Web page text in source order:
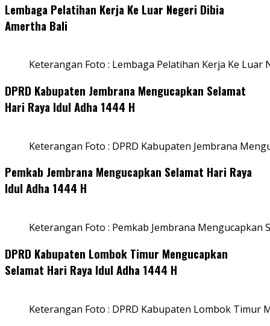
Lembaga Pelatihan Kerja Ke Luar Negeri Dibia
Amertha Bali
Keterangan Foto : Lembaga Pelatihan Kerja Ke Luar
DPRD Kabupaten Jembrana Mengucapkan Selamat
Hari Raya Idul Adha 1444 H
Keterangan Foto : DPRD Kabupaten Jembrana
Pemkab Jembrana Mengucapkan Selamat Hari Raya
Idul Adha 1444 H
Keterangan Foto : Pemkab Jembrana Mengucapkan
DPRD Kabupaten Lombok Timur Mengucapkan
Selamat Hari Raya Idul Adha 1444 H
Keterangan Foto : DPRD Kabupaten Lombok Timur